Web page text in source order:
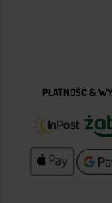
PŁATNOŚĆ &